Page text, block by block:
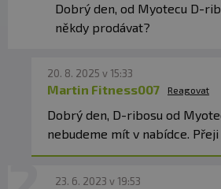
Dobrý den, od Myotecu D-
někdy prodávat?
20. 8. 2025 v 15:33
Martin Fitness007 Reagovat
Dobrý den, D-ribosu od
nebudeme mít v nabídce.
23. 6. 2023 v 19:53